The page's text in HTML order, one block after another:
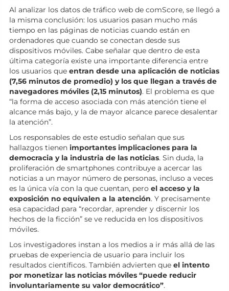
Al analizar los datos de tráfico web de comScore, se llegó a
la misma conclusión: los usuarios pasan mucho más
tiempo en las páginas de noticias cuando están en
ordenadores que cuando se conectan desde sus
dispositivos móviles. Cabe señalar que dentro de esta
última categoría existe una importante diferencia entre
los usuarios que entran desde una aplicación de noticias
(7,56 minutos de promedio) y los que llegan a través de
navegadores móviles (2,15 minutos). El problema es que
“la forma de acceso asociada con más atención tiene el
alcance más bajo, y la de mayor alcance parece desalentar
la atención”.
Los responsables de este estudio señalan que sus
hallazgos tienen importantes implicaciones para la
democracia y la industria de las noticias. Sin duda, la
proliferación de smartphones contribuye a acercar las
noticias a un mayor número de personas, incluso a veces
es la única vía con la que cuentan, pero el acceso y la
exposición no equivalen a la atención. Y precisamente
esa capacidad para “recordar, aprender y discernir los
hechos de la ficción” se ve reducida en los dispositivos
móviles.
Los investigadores instan a los medios a ir más allá de las
pruebas de experiencia de usuario para incluir los
resultados científicos. También advierten que el intento
por monetizar las noticias móviles “puede reducir
involuntariamente su valor democrático”.